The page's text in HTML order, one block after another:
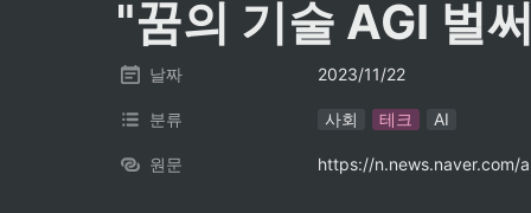
"꿈의 기술 AGI 벌
날짜 2023/11/22
분류 사회 테크 AI
원문 https://n.news.naver.com/